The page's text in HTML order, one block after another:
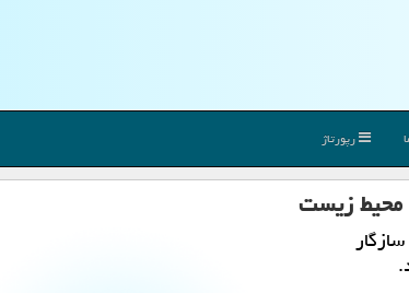
رپورتاژ
محیط زیست